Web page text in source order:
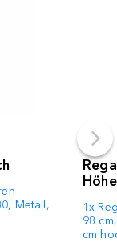
Metall,
1x
98
cm